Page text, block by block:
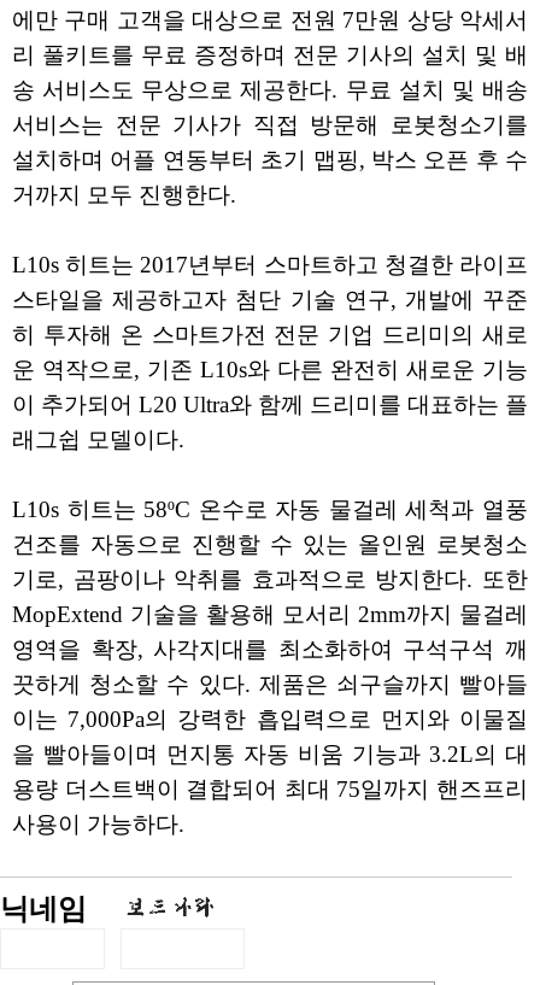
에만 구매 고객을 대상으로 전원 7만원 상당 악세서
리 풀키트를 무료 증정하며 전문 기사의 설치 및 배
송 서비스도 무상으로 제공한다. 무료 설치 및 배송
서비스는 전문 기사가 직접 방문해 로봇청소기를
설치하며 어플 연동부터 초기 맵핑, 박스 오픈 후 수
거까지 모두 진행한다.
L10s 히트는 2017년부터 스마트하고 청결한 라이프
스타일을 제공하고자 첨단 기술 연구, 개발에 꾸준
히 투자해 온 스마트가전 전문 기업 드리미의 새로
운 역작으로, 기존 L10s와 다른 완전히 새로운 기능
이 추가되어 L20 Ultra와 함께 드리미를 대표하는 플
래그쉽 모델이다.
L10s 히트는 58ºC 온수로 자동 물걸레 세척과 열풍
건조를 자동으로 진행할 수 있는 올인원 로봇청소
기로, 곰팡이나 악취를 효과적으로 방지한다. 또한
MopExtend 기술을 활용해 모서리 2mm까지 물걸레
영역을 확장, 사각지대를 최소화하여 구석구석 깨
끗하게 청소할 수 있다. 제품은 쇠구슬까지 빨아들
이는 7,000Pa의 강력한 흡입력으로 먼지와 이물질
을 빨아들이며 먼지통 자동 비움 기능과 3.2L의 대
용량 더스트백이 결합되어 최대 75일까지 핸즈프리
사용이 가능하다.
닉네임